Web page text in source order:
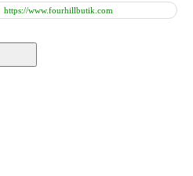
www.fourhillbutik.com